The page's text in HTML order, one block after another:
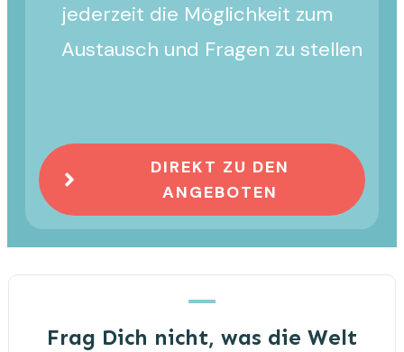
jederzeit die Möglichkeit zum
Austausch und Fragen zu stellen
DIREKT ZU DEN
ANGEBOTEN
Frag Dich nicht, was die Welt